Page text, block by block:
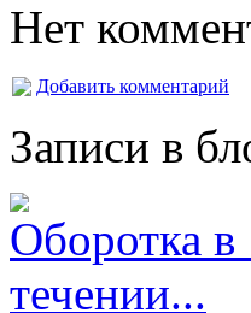
Нет
Добавить комментарий
Записи в
Оборотка
течении...